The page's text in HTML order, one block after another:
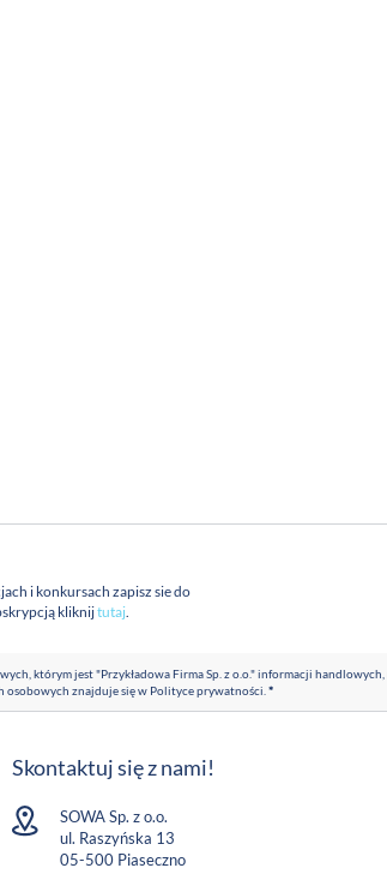
i konkursach zapisz sie do
kliknijtutaj.
którym jest "Przykładowa Firma Sp. z o.o." informacji
osobowych znajduje się w Polityce prywatności.*
Skontaktuj się z nami!
SOWA Sp. z o.o.
ul. Raszyńska 13
05-500 Piaseczno